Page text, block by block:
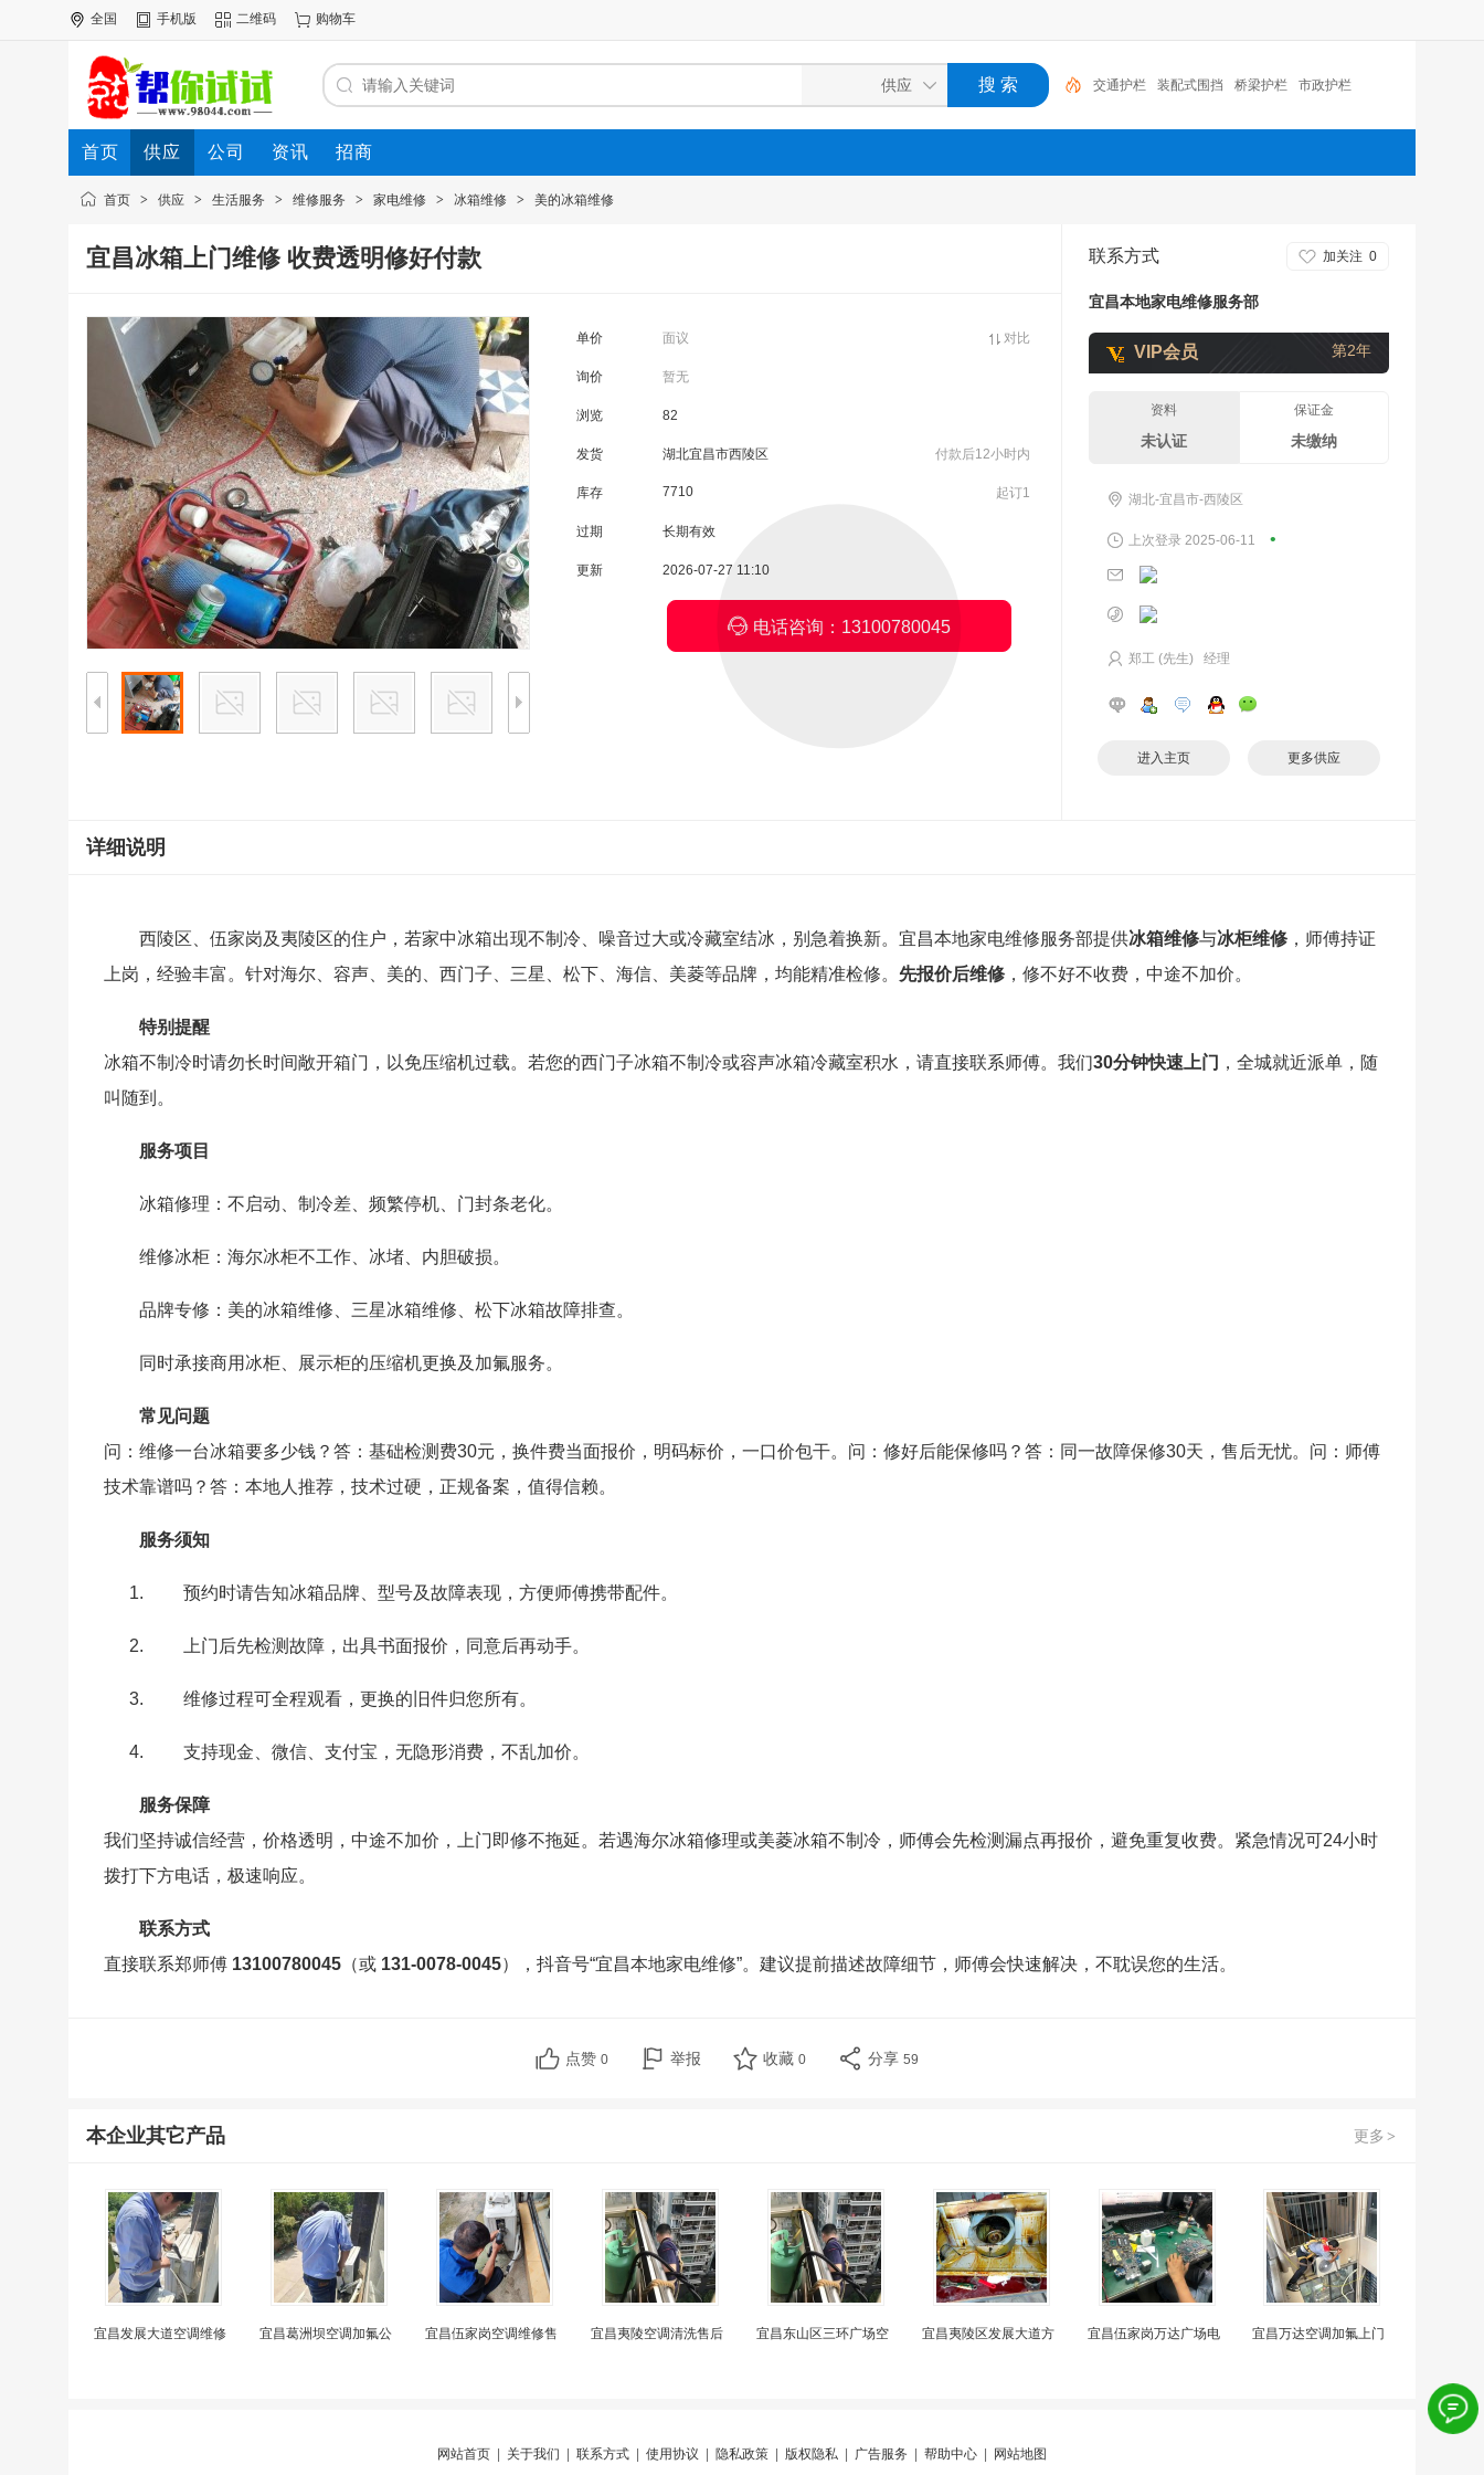
全国 手机版 二维码 购物车
交通护栏 装配式围挡 桥梁护栏 市政护栏
首页 供应 公司 资讯 招商
首页 > 供应 > 生活服务 > 维修服务 > 家电维修 > 冰箱维修 > 美的冰箱维修
宜昌冰箱上门维修 收费透明修好付款
单价 面议 对比
询价 暂无
浏览 82
发货 湖北宜昌市西陵区 付款后12小时内
库存 7710 起订1
过期 长期有效
更新 2026-07-27 11:10
 电话咨询：13100780045
联系方式 加关注 0
宜昌本地家电维修服务部
VIP会员 第2年
资料
未认证
保证金
未缴纳
湖北-宜昌市-西陵区
上次登录 2025-06-11 •
郑工 (先生) 经理
进入主页 更多供应
详细说明
西陵区、伍家岗及夷陵区的住户，若家中冰箱出现不制冷、噪音过大或冷藏室结冰，别急着换新。宜昌本地家电维修服务部提供冰箱维修与冰柜维修 ，师傅持证
上岗，经验丰富。针对海尔、容声、美的、西门子、三星、松下、海信、美菱等品牌，均能精准检修。 先报价后维修 ，修不好不收费，中途不加价。
特别提醒
冰箱不制冷时请勿长时间敞开箱门，以免压缩机过载。若您的西门子冰箱不制冷或容声冰箱冷藏室积水，请直接联系师傅。我们30分钟快速上门 ，全城就近派单，随
叫随到。
服务项目
冰箱修理：不启动、制冷差、频繁停机、门封条老化。
维修冰柜：海尔冰柜不工作、冰堵、内胆破损。
品牌专修：美的冰箱维修、三星冰箱维修、松下冰箱故障排查。
同时承接商用冰柜、展示柜的压缩机更换及加氟服务。
常见问题
问：维修一台冰箱要多少钱？答：基础检测费30元，换件费当面报价，明码标价，一口价包干。问：修好后能保修吗？答：同一故障保修30天，售后无忧。问：师傅
技术靠谱吗？答：本地人推荐，技术过硬，正规备案，值得信赖。
服务须知
预约时请告知冰箱品牌、型号及故障表现，方便师傅携带配件。
上门后先检测故障，出具书面报价，同意后再动手。
维修过程可全程观看，更换的旧件归您所有。
支持现金、微信、支付宝，无隐形消费，不乱加价。
服务保障
我们坚持诚信经营，价格透明，中途不加价，上门即修不拖延。若遇海尔冰箱修理或美菱冰箱不制冷，师傅会先检测漏点再报价，避免重复收费。紧急情况可24小时
拨打下方电话，极速响应。
联系方式
直接联系郑师傅 13100780045 （或 131-0078-0045），抖音号“宜昌本地家电维修”。建议提前描述故障细节，师傅会快速解决，不耽误您的生活。
点赞 0 举报 收藏 0 分享 59
更多 >
本企业其它产品
宜昌发展大道空调维修 宜昌葛洲坝空调加氟公 宜昌伍家岗空调维修售 宜昌夷陵空调清洗售后 宜昌东山区三环广场空 宜昌夷陵区发展大道方 宜昌伍家岗万达广场电 宜昌万达空调加氟上门
网站首页 关于我们 联系方式 使用协议 隐私政策 版权隐私 广告服务 帮助中心 网站地图